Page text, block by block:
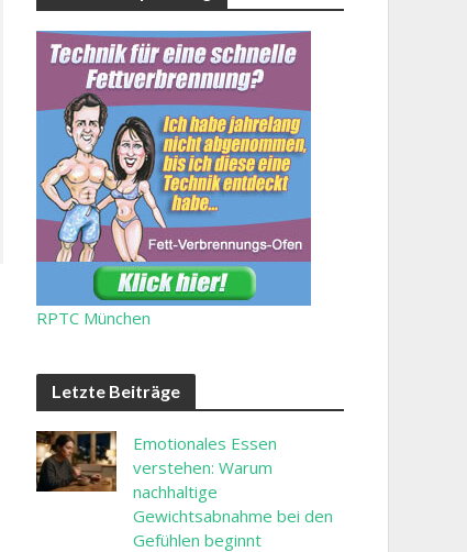
RPTC München
Letzte Beiträge
Emotionales Essen
verstehen: Warum
nachhaltige
Gewichtsabnahme bei den
Gefühlen beginnt